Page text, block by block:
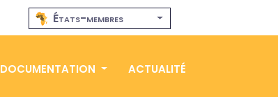
États-membres
DOCUMENTATION ACTUALITÉ